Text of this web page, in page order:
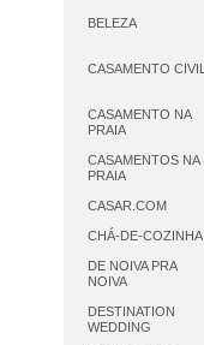
BELEZA
CASAMENTO CIVIL
CASAMENTO NA
PRAIA
CASAMENTOS NA
PRAIA
CASAR.COM
CHÁ-DE-COZINHA
DE NOIVA PRA
NOIVA
DESTINATION
WEDDING